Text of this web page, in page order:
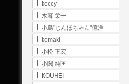
koccy
木暮 栄一
小島"じんぼちゃん"億洋
komaki
小松 正宏
小関 純匡
KOUHEI